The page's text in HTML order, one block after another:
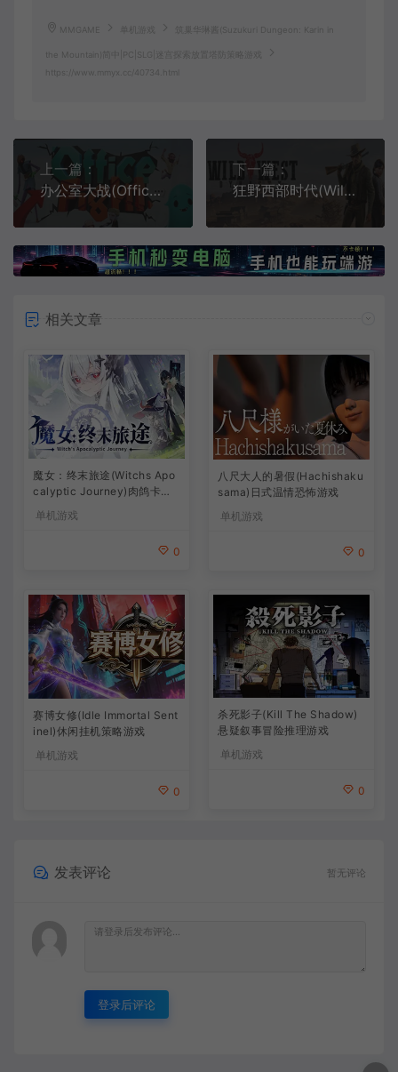
MMGAME 筑巢华琳酱(Suzukuri Dungeon: Karin in
the Mountain)简中|PC|SLG|迷宫探索放置塔防策略游戏
https://www.mmyx.cc/40734.html
上一篇：
办公室大战(Office Fight)简中|PC|SLG|物理谜题休闲动作策略游戏
下一篇：
狂野西部时代(Wild West Dynasty)简中|PC|ACT|开放世界动作冒险游戏
相关文章
魔女：终末旅途(Witchs Apo
calyptic Journey)肉鸽卡牌
策略游戏
单机游戏
0
八尺大人的暑假(Hachishaku
sama)日式温情恐怖游戏
单机游戏
0
赛博女修(Idle Immortal Sent
inel)休闲挂机策略游戏
单机游戏
0
杀死影子(Kill The Shadow)
悬疑叙事冒险推理游戏
单机游戏
0
发表评论 暂无评论
登录后评论